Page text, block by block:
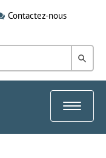
Contactez-nous
dans
Toggle